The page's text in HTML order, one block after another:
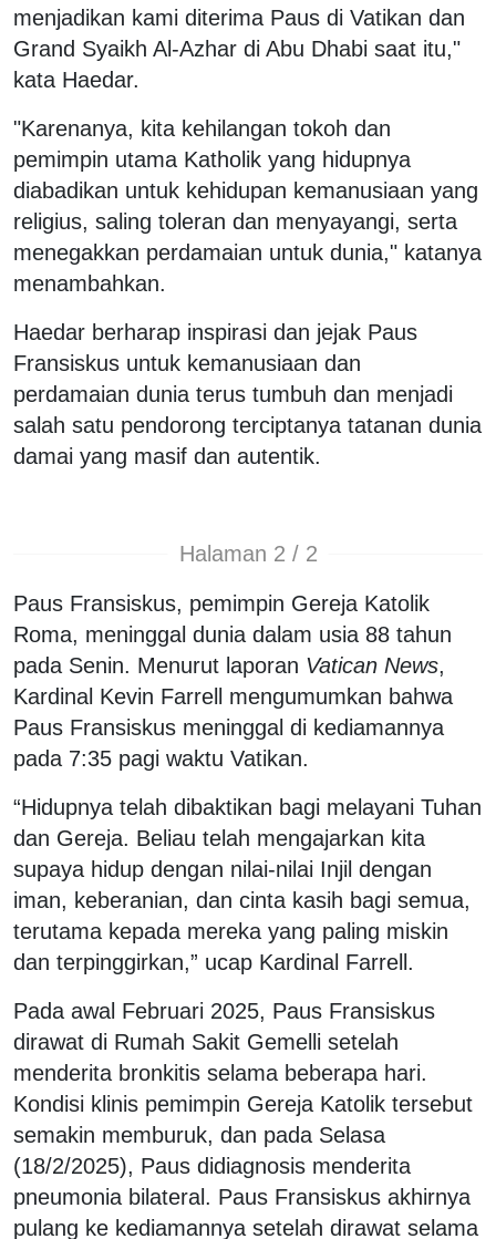
menjadikan kami diterima Paus di Vatikan dan
Grand Syaikh Al-Azhar di Abu Dhabi saat itu,"
kata Haedar.
"Karenanya, kita kehilangan tokoh dan
pemimpin utama Katholik yang hidupnya
diabadikan untuk kehidupan kemanusiaan yang
religius, saling toleran dan menyayangi, serta
menegakkan perdamaian untuk dunia," katanya
menambahkan.
Haedar berharap inspirasi dan jejak Paus
Fransiskus untuk kemanusiaan dan
perdamaian dunia terus tumbuh dan menjadi
salah satu pendorong terciptanya tatanan dunia
damai yang masif dan autentik.
Halaman 2 / 2
Paus Fransiskus, pemimpin Gereja Katolik
Roma, meninggal dunia dalam usia 88 tahun
pada Senin. Menurut laporan Vatican News,
Kardinal Kevin Farrell mengumumkan bahwa
Paus Fransiskus meninggal di kediamannya
pada 7:35 pagi waktu Vatikan.
“Hidupnya telah dibaktikan bagi melayani Tuhan
dan Gereja. Beliau telah mengajarkan kita
supaya hidup dengan nilai-nilai Injil dengan
iman, keberanian, dan cinta kasih bagi semua,
terutama kepada mereka yang paling miskin
dan terpinggirkan,” ucap Kardinal Farrell.
Pada awal Februari 2025, Paus Fransiskus
dirawat di Rumah Sakit Gemelli setelah
menderita bronkitis selama beberapa hari.
Kondisi klinis pemimpin Gereja Katolik tersebut
semakin memburuk, dan pada Selasa
(18/2/2025), Paus didiagnosis menderita
pneumonia bilateral. Paus Fransiskus akhirnya
pulang ke kediamannya setelah dirawat selama